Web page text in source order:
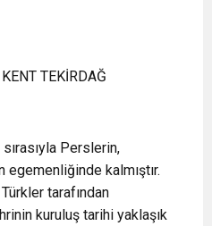
TEKİRDAĞ
Perslerin,
egemenliğinde kalmıştır.
tarafından
kuruluş tarihi yaklaşık